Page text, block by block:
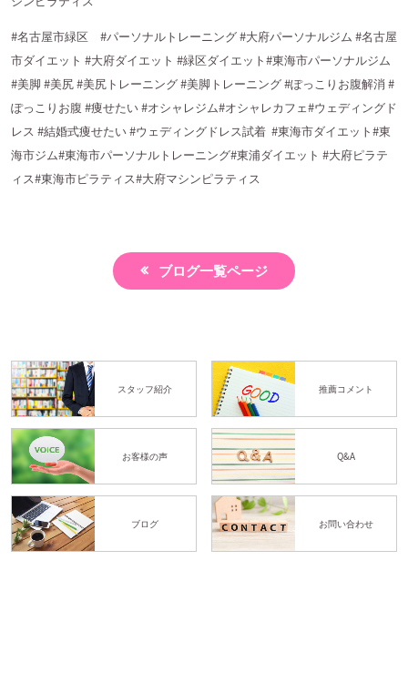
#名古屋市緑区 #パーソナルトレーニング #大府パーソナルジム #名古屋
市ダイエット #大府ダイエット #緑区ダイエット#東海市パーソナルジム
#美脚 #美尻 #美尻トレーニング #美脚トレーニング #ぽっこりお腹解消 #
ぽっこりお腹 #痩せたい #オシャレジム#オシャレカフェ#ウェディングド
レス #結婚式痩せたい #ウェディングドレス試着 #東海市ダイエット#東
海市ジム#東海市パーソナルトレーニング#東浦ダイエット #大府ピラテ
ィス#東海市ピラティス#大府マシンピラティス
ブログ一覧ページ
スタッフ紹介 推薦コメント
お客様の声 Q&A
ブログ お問い合わせ